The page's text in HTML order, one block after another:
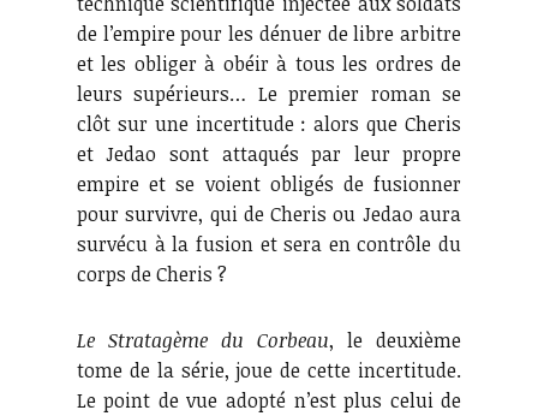
de l’empire pour les dénuer de libre arbitre
et les obliger à obéir à tous les ordres de
leurs supérieurs… Le premier roman se
clôt sur une incertitude : alors que Cheris
et Jedao sont attaqués par leur propre
empire et se voient obligés de fusionner
pour survivre, qui de Cheris ou Jedao aura
survécu à la fusion et sera en contrôle du
corps de Cheris ?
Le Stratagème du Corbeau, le deuxième
tome de la série, joue de cette incertitude.
Le point de vue adopté n’est plus celui de